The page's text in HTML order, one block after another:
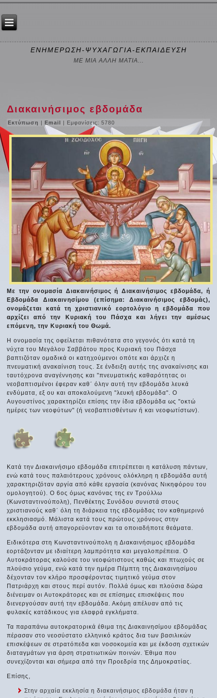
ΕΝΗΜΕΡΩΣΗ-ΨΥΧΑΓΩΓΙΑ-ΕΚΠΑΙΔΕΥΣΗ
ΜΕ ΜΙΑ ΑΛΛΗ ΜΑΤΙΑ...
Διακαινήσιμος εβδομάδα
Εκτύπωση |Email | Εμφανίσεις: 5780
Με την ονομασία Διακαινήσιμος ή Διακαινήσιμος εβδομάδα, ή
Εβδομάδα Διακαινησίμου (επίσημα: Διακαινήσιμος εβδομάς),
ονομάζεται κατά τη χριστιανικό εορτολόγιο η εβδομάδα που
αρχίζει από την Κυριακή του Πάσχα και λήγει την αμέσως
επόμενη, την Κυριακή του Θωμά.
Η ονομασία της οφείλεται πιθανότατα στο γεγονός ότι κατά τη
νύχτα του Μεγάλου Σαββάτου προς Κυριακή του Πάσχα
βαπτιζόταν ομαδικά οι κατηχούμενοι οπότε και άρχιζε η
πνευματική ανακαίνιση τους. Σε ένδειξη αυτής της ανακαίνισης και
ταυτόχρονα αναγέννησης και "πνευματικής καθαρότητας οι
νεοβαπτισμένοι έφεραν καθ΄ όλην αυτή την εβδομάδα λευκά
ενδύματα, εξ ου και αποκαλούμενη "λευκή εβδομάδα". Ο
Αυγουστίνος χαρακτηρίζει επίσης την ίδια εβδομάδα ως "οκτώ
ημέρες των νεοφύτων" (ή νεοβαπτισθέντων ή και νεοφωτίστων).
Κατά την Διακαινήσιμο εβδομάδα επιτρέπεται η κατάλυση πάντων,
ενώ κατά τους παλαιότερους χρόνους ολόκληρη η εβδομάδα αυτή
χαρακτηριζόταν αργία από κάθε εργασία (κανόνας Νικηφόρου του
ομολογητού). Ο 6ος όμως κανόνας της εν Τρούλλω
(Κωνσταντινούπολη), Πενθέκτης Συνόδου συνιστά στους
χριστιανούς καθ΄ όλη τη διάρκεια της εβδομάδας τον καθημερινό
εκκλησιασμό. Μάλιστα κατά τους πρώτους χρόνους στην
εβδομάδα αυτή απαγορεύονταν και τα οποιαδήποτε θεάματα.
Ειδικότερα στη Κωνσταντινούπολη η Διακαινήσιμος εβδομάδα
εορτάζονταν με ιδιαίτερη λαμπρότητα και μεγαλοπρέπεια. Ο
Αυτοκράτορας καλούσε του νεοφώτιστους καθώς και πτωχούς σε
πλούσιο γεύμα, ενώ κατά την ημέρα Πέμπτη της Διακαινησίμου
δέχονταν τον κλήρο προσφέροντας τιμητικό γεύμα στον
Πατριάρχη και στους περί αυτόν. Πολλά όμως και πλούσια δώρα
διένειμαν οι Αυτοκράτορες και σε επίσημες επισκέψεις που
διενεργούσαν αυτή την εβδομάδα. Ακόμη απέλυαν από τις
φυλακές κατάδικους για ελαφρά εγκλήματα.
Τα παραπάνω αυτοκρατορικά έθιμα της Διακαινησίμου εβδομάδας
πέρασαν στο νεοσύστατο ελληνικό κράτος δια των βασιλικών
επισκέψεων σε στρατόπεδα και νοσοκομεία και με έκδοση σχετικών
διαταγμάτων για άρση στρατιωτικών ποινών. Έθιμα που
συνεχίζονται και σήμερα από την Προεδρία της Δημοκρατίας.
Επίσης,
Στην αρχαία εκκλησία η διακαινήσιμος εβδομάδα ήταν η